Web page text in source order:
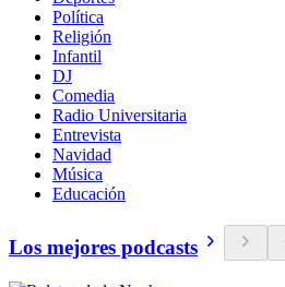
Política
Religión
Infantil
DJ
Comedia
Radio Universitaria
Entrevista
Navidad
Música
Educación
Los mejores podcasts